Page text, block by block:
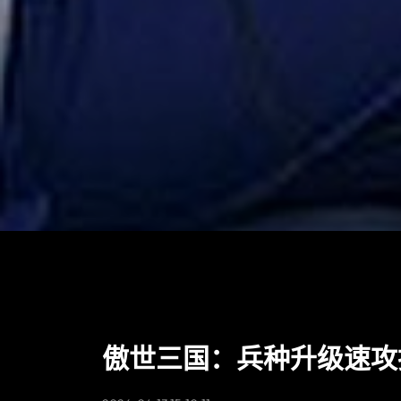
傲世三国：兵种升级速